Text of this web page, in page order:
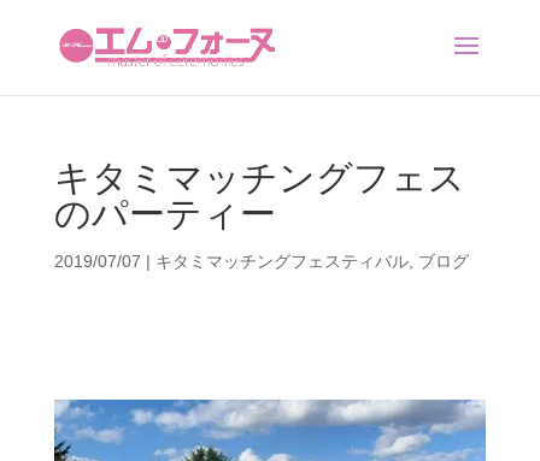
キタミマッチングフェス
のパーティー
2019/07/07 | キタミマッチングフェスティバル, ブログ